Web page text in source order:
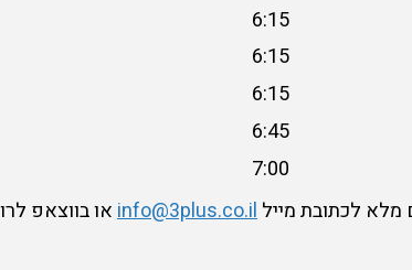
6:15
6:15
6:15
6:45
7:00
לכתובת מיילinfo@3plus.co.il